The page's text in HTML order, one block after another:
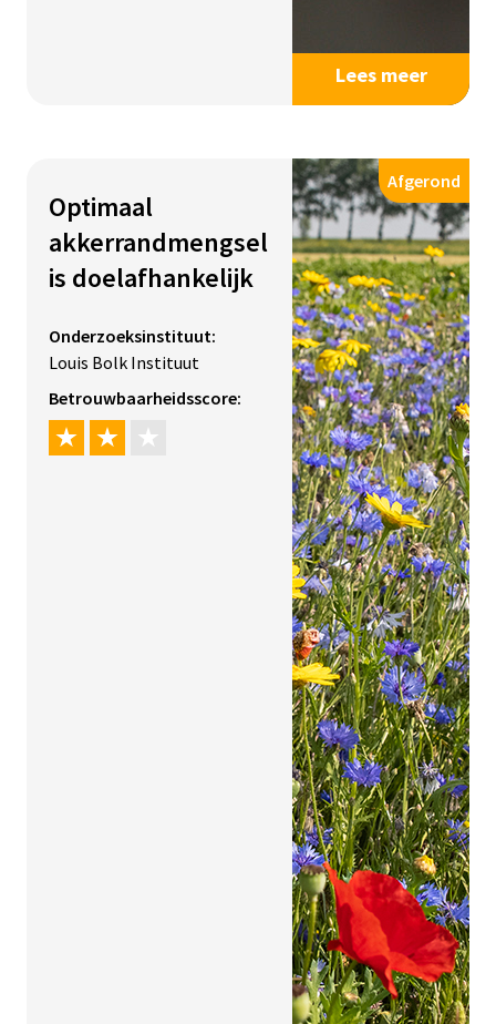
Lees meer
Optimaal
akkerrandmengsel
is doelafhankelijk
Onderzoeksinstituut:
Louis Bolk Instituut
Betrouwbaarheidsscore:
Afgerond